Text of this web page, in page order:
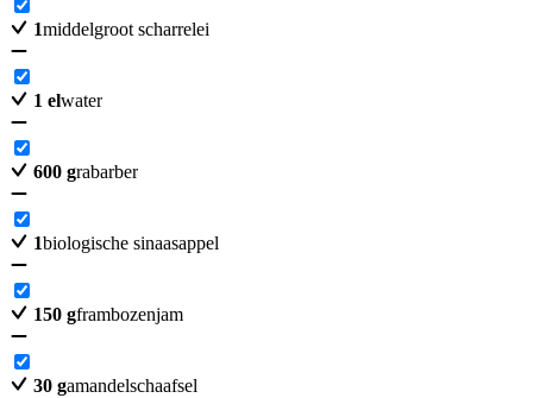
1middelgroot scharrelei
1 elwater
600 grabarber
1biologische sinaasappel
150 gframbozenjam
30 gamandelschaafsel